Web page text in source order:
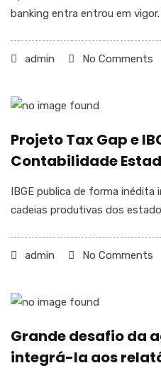
banking entra entrou em
admin No Comments
Projeto Tax Gap e
Contabilidade
IBGE publica de forma
cadeias produtivas dos
admin No Comments
Grande desafio da
integrá-la aos